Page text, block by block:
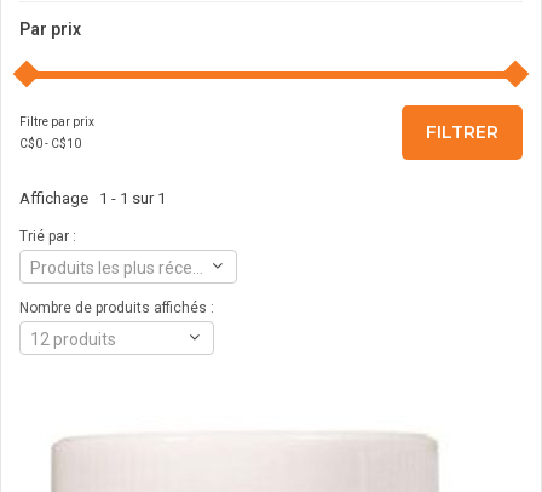
Par prix
Filtre par prix
C$0- C$10
FILTRER
Affichage 1 - 1 sur 1
Trié par :
Nombre de produits affichés :
12 produits